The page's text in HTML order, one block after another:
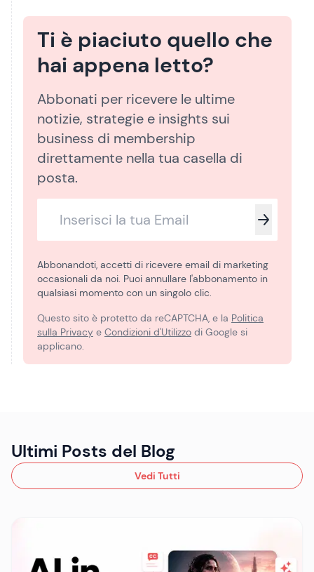
Ti è piaciuto quello che
hai appena letto?
Abbonati per ricevere le ultime
notizie, strategie e insights sui
business di membership
direttamente nella tua casella di
posta.
Abbonandoti, accetti di ricevere email di marketing
occasionali da noi. Puoi annullare l'abbonamento in
qualsiasi momento con un singolo clic.
Questo sito è protetto da reCAPTCHA, e la Politica
sulla Privacy e Condizioni d'Utilizzo di Google si
applicano.
Ultimi Posts del Blog
Vedi Tutti